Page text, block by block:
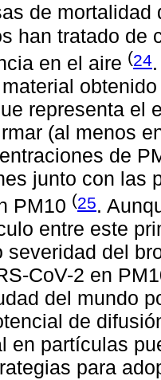
de
han tratado de
en el aire (24
representa el
(al menos
de
junto con las
PM10 (25.
entre este
severidad del
CoV-2 en
del mundo
de
en partículas
para